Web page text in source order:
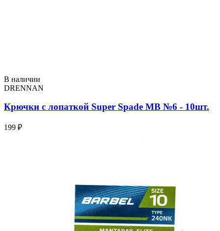
В наличии
DRENNAN
Крючки с лопаткой Super Spade МВ №6 - 10шт.
199 ₽